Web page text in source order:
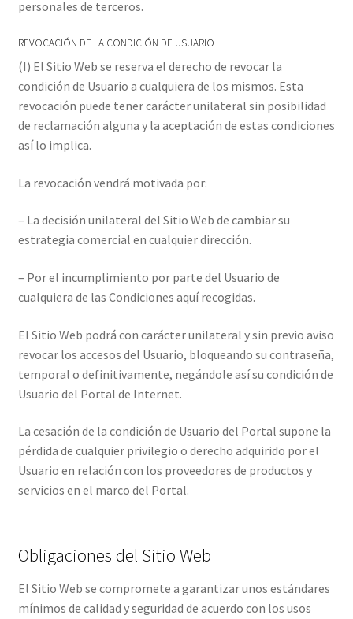
personales de terceros.
REVOCACIÓN DE LA CONDICIÓN DE USUARIO
(I) El Sitio Web se reserva el derecho de revocar la
condición de Usuario a cualquiera de los mismos. Esta
revocación puede tener carácter unilateral sin posibilidad
de reclamación alguna y la aceptación de estas condiciones
así lo implica.
La revocación vendrá motivada por:
– La decisión unilateral del Sitio Web de cambiar su
estrategia comercial en cualquier dirección.
– Por el incumplimiento por parte del Usuario de
cualquiera de las Condiciones aquí recogidas.
El Sitio Web podrá con carácter unilateral y sin previo aviso
revocar los accesos del Usuario, bloqueando su contraseña,
temporal o definitivamente, negándole así su condición de
Usuario del Portal de Internet.
La cesación de la condición de Usuario del Portal supone la
pérdida de cualquier privilegio o derecho adquirido por el
Usuario en relación con los proveedores de productos y
servicios en el marco del Portal.
Obligaciones del Sitio Web
El Sitio Web se compromete a garantizar unos estándares
mínimos de calidad y seguridad de acuerdo con los usos